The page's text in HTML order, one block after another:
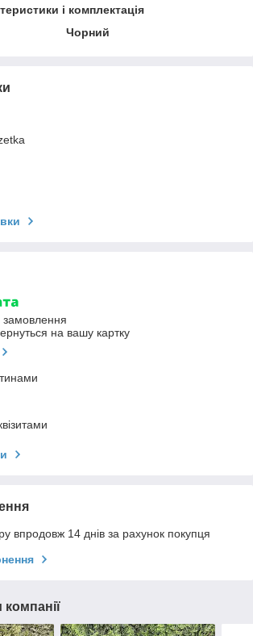
і комплектація
Чорний
замовлення
на вашу картку
впродовж 14 днів за рахунок покупця
компанії